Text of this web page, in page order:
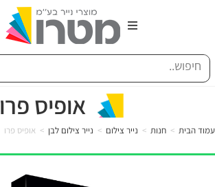
החברה
אופיס פרו
עמוד הבית > חנות > נייר צילום > נייר צילום לבן > אופיס פרו